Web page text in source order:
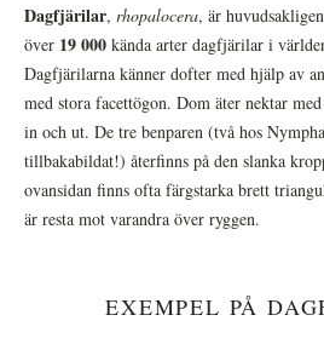
Dagfjärilar, rhopalocera, är
över 19 000 kända arter dagfjärilar i
Dagfjärilarna känner dofter med hjälp av
med stora facettögon. Dom äter nektar
in och ut. De tre benparen (två hos
tillbakabildat!) återfinns på den slanka
ovansidan finns ofta färgstarka brett
är resta mot varandra över ryggen.
EXEMPEL PÅ